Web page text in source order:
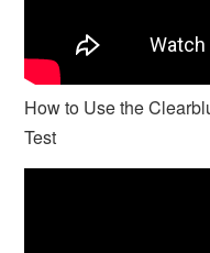
How to Use the
Test